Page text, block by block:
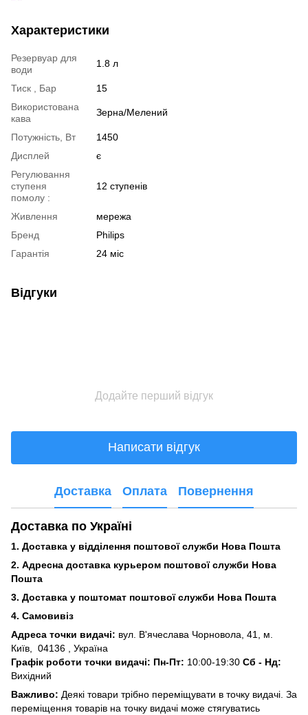
Характеристики
Резервуар для
води
1.8 л
Тиск , Бар
15
Використована
кава
Зерна/Мелений
Потужність, Вт
1450
Дисплей
є
Регулювання
ступеня
помолу :
12 ступенів
Живлення
мережа
Бренд
Philips
Гарантія
24 міс
Відгуки
Додайте перший відгук
Написати відгук
Доставка Оплата Повернення
Доставка по Україні
1. Доставка у відділення поштової служби Нова Пошта
2. Адресна доставка курьером поштової служби Нова
Пошта
3. Доставка у поштомат поштової служби Нова Пошта
4. Самовивіз
Адреса точки видачі: вул. В'ячеслава Чорновола, 41, м.
Київ, 04136 , Україна
Графік роботи точки видачі: Пн-Пт: 10:00-19:30 Сб - Нд:
Вихідний
Важливо: Деякі товари трібно переміщувати в точку видачі. За
переміщення товарів на точку видачі може стягуватись